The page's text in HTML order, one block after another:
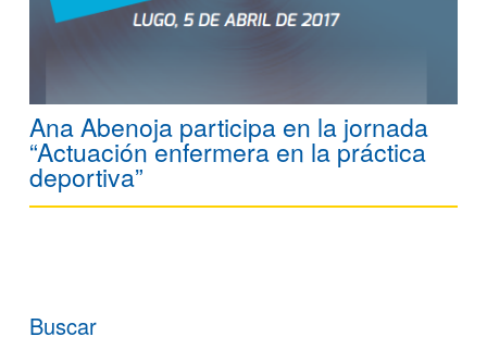
Ana Abenoja participa en la jornada
“Actuación enfermera en la práctica
deportiva”
Buscar